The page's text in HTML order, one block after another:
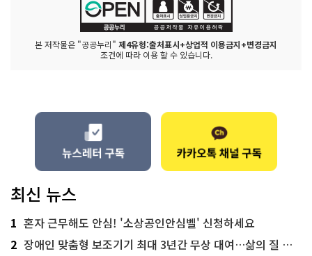
본 저작물은 "공공누리" 제4유형:출처표시+상업적 이용금지+변경금지
조건에 따라 이용 할 수 있습니다.
최신 뉴스
1 혼자 근무해도 안심! '소상공인안심벨' 신청하세요
2 장애인 맞춤형 보조기기 최대 3년간 무상 대여…삶의 질 높인다